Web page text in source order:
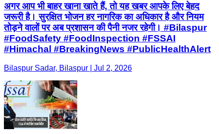
अगर आप भी बाहर खाना खाते हैं, तो यह खबर आपके लिए बेहद
जरूरी है। सुरक्षित भोजन हर नागरिक का अधिकार है और नियम
तोड़ने वालों पर अब प्रशासन की पैनी नजर रहेगी। #Bilaspur
#FoodSafety #FoodInspection #FSSAI
#Himachal #BreakingNews #PublicHealthAlert
Bilaspur Sadar, Bilaspur | Jul 2, 2026